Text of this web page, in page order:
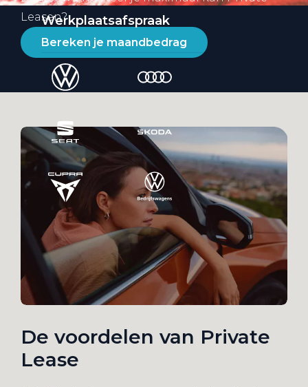
Werkplaatsafspraak
Leasen?
Bereken je maandbedrag
De voordelen van Private
Lease